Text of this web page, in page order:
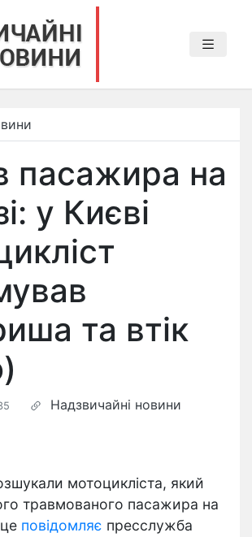
пасажира на
у Києві
та втік
Надзвичайні новини
мотоцикліста, який
травмованого пасажира на
повідомляє пресслужба